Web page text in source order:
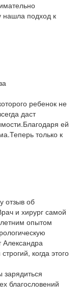
нашла подход к
ребенок не
даст
ей
только к
отзыв об
и хирург самой
опытом
когда этого
благословений